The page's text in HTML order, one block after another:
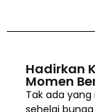
Hadirkan
Momen
Tak ada
sehelai